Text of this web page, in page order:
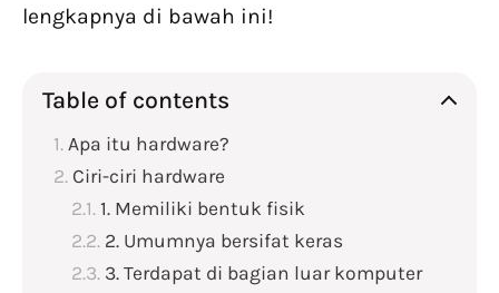
lengkapnya di bawah ini!
Table of contents
Apa itu hardware?
Ciri-ciri hardware
1. Memiliki bentuk fisik
2. Umumnya bersifat keras
3. Terdapat di bagian luar komputer